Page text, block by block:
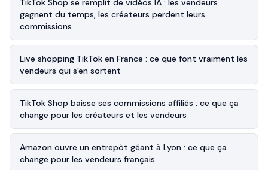
TikTok Shop se remplit de vidéos IA : les vendeurs
gagnent du temps, les créateurs perdent leurs
commissions
Live shopping TikTok en France : ce que font vraiment les
vendeurs qui s'en sortent
TikTok Shop baisse ses commissions affiliés : ce que ça
change pour les créateurs et les vendeurs
Amazon ouvre un entrepôt géant à Lyon : ce que ça
change pour les vendeurs français